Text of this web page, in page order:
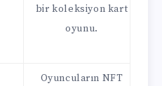
bir koleksiyon kart
oyunu.
Oyuncuların NFT